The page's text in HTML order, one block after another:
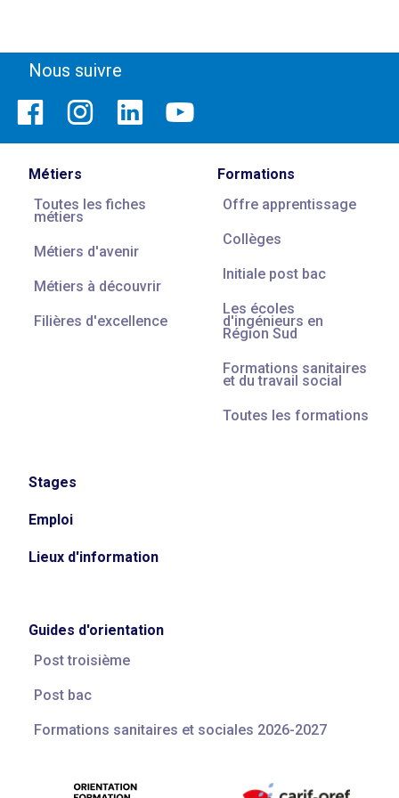
Nous suivre
Métiers
Toutes les fiches
métiers
Métiers d'avenir
Métiers à découvrir
Filières d'excellence
Formations
Offre apprentissage
Collèges
Initiale post bac
Les écoles
d'ingénieurs en
Région Sud
Formations sanitaires
et du travail social
Toutes les formations
Stages
Emploi
Lieux d'information
Guides d'orientation
Post troisième
Post bac
Formations sanitaires et sociales 2026-2027